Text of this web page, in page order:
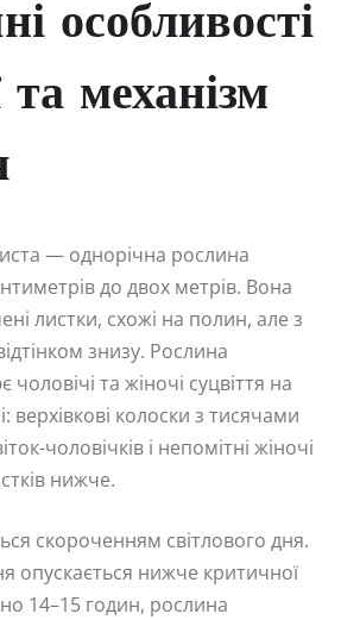
особливості
та механізм
— однорічна рослина
до двох метрів. Вона
листки, схожі на полин, але з
знизу. Рослина
та жіночі суцвіття на
верхівкові колоски з тисячами
чоловічків і непомітні жіночі
нижче.
скороченням світлового дня.
опускається нижче критичної
14–15 годин, рослина